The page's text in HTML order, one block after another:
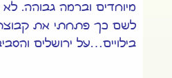
מיוחדים וברמה גבוהה.
לשם כך פתחתי את קבוצת
בילויים…על ירושלים